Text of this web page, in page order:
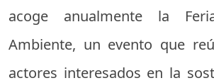
acoge anualmente la
Ambiente, un evento que
actores interesados en la